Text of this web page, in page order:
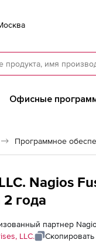
Офисные
Nagios
года
партнер
LLC.